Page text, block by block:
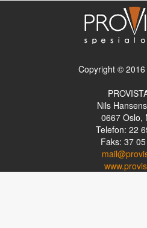
Copyright ©
Nils
0667 Oslo,
Telefon: 22
Faks: 37